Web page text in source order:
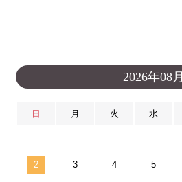
2026年08月
日 月 火 水
2 3 4 5